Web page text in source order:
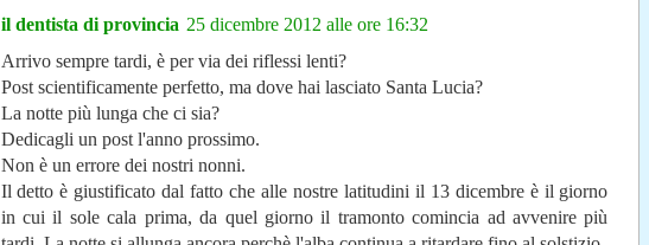
il dentista di provincia 25 dicembre 2012 alle ore 16:32
Arrivo sempre tardi, è per via dei riflessi lenti?
Post scientificamente perfetto, ma dove hai lasciato Santa Lucia?
La notte più lunga che ci sia?
Dedicagli un post l'anno prossimo.
Non è un errore dei nostri nonni.
Il detto è giustificato dal fatto che alle nostre latitudini il 13 dicembre è il giorno
in cui il sole cala prima, da quel giorno il tramonto comincia ad avvenire più